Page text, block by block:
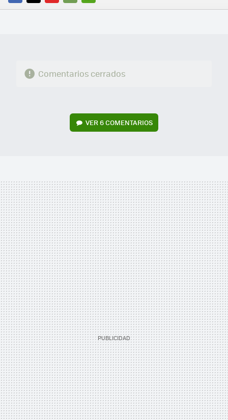
FACEBOOK
TWITTERFLIPBOARD
E-
WHATSAPP
Comentarios cerrados
VER 6 COMENTARIOS